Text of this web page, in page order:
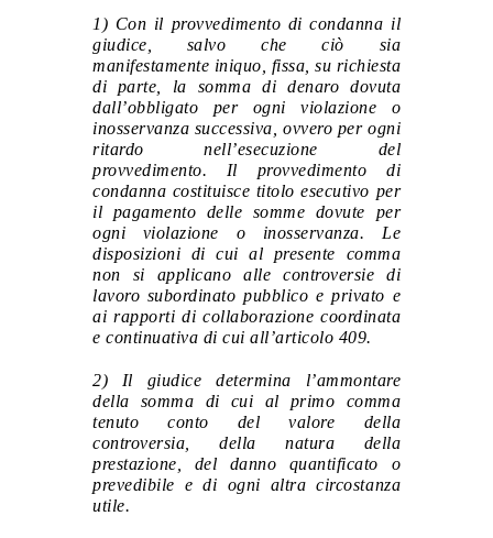
1) Con il provvedimento di condanna il
giudice, salvo che ciò sia
manifestamente iniquo, fissa, su richiesta
di parte, la somma di denaro dovuta
dall’obbligato per ogni violazione o
inosservanza successiva, ovvero per ogni
ritardo nell’esecuzione del
provvedimento. Il provvedimento di
condanna costituisce titolo esecutivo per
il pagamento delle somme dovute per
ogni violazione o inosservanza. Le
disposizioni di cui al presente comma
non si applicano alle controversie di
lavoro subordinato pubblico e privato e
ai rapporti di collaborazione coordinata
e continuativa di cui all’articolo 409.
2) Il giudice determina l’ammontare
della somma di cui al primo comma
tenuto conto del valore della
controversia, della natura della
prestazione, del danno quantificato o
prevedibile e di ogni altra circostanza
utile.